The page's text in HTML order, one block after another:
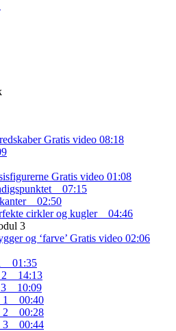
Gratis video 08:18
Gratis video 01:08
07:15
02:50
cirkler og kugler
04:46
3
og ‘farve’ Gratis video 02:06
01:35
14:13
10:09
00:40
2
00:28
3
00:44